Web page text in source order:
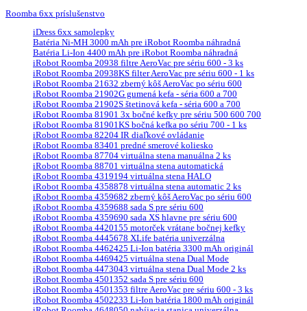
Roomba 6xx príslušenstvo
iDress 6xx samolepky
Batéria Ni-MH 3000 mAh pre iRobot Roomba náhradná
Batéria Li-Ion 4400 mAh pre iRobot Roomba náhradná
iRobot Roomba 20938 filtre AeroVac pre sériu 600 - 3 ks
iRobot Roomba 20938KS filter AeroVac pre sériu 600 - 1 ks
iRobot Roomba 21632 zberný kôš AeroVac po sériu 600
iRobot Roomba 21902G gumená kefa - séria 600 a 700
iRobot Roomba 21902S štetinová kefa - séria 600 a 700
iRobot Roomba 81901 3x bočné kefky pre sériu 500 600 700
iRobot Roomba 81901KS bočná kefka po sériu 700 - 1 ks
iRobot Roomba 82204 IR diaľkové ovládanie
iRobot Roomba 83401 predné smerové koliesko
iRobot Roomba 87704 virtuálna stena manuálna 2 ks
iRobot Roomba 88701 virtuálna stena automatická
iRobot Roomba 4319194 virtuálna stena HALO
iRobot Roomba 4358878 virtuálna stena automatic 2 ks
iRobot Roomba 4359682 zberný kôš AeroVac po sériu 600
iRobot Roomba 4359688 sada S pre sériu 600
iRobot Roomba 4359690 sada XS hlavne pre sériu 600
iRobot Roomba 4420155 motorček vrátane bočnej kefky
iRobot Roomba 4445678 XLife batéria univerzálna
iRobot Roomba 4462425 Li-Ion batéria 3300 mAh originál
iRobot Roomba 4469425 virtuálna stena Dual Mode
iRobot Roomba 4473043 virtuálna stena Dual Mode 2 ks
iRobot Roomba 4501352 sada S pre sériu 600
iRobot Roomba 4501353 filtre AeroVac pre sériu 600 - 3 ks
iRobot Roomba 4502233 Li-Ion batéria 1800 mAh originál